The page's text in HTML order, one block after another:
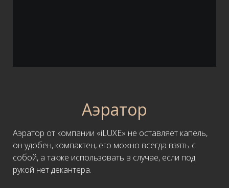
Аэратор
Аэратор от компании «iLUXE» не оставляет капель,
он удобен, компактен, его можно всегда взять с
собой, а также использовать в случае, если под
рукой нет декантера.